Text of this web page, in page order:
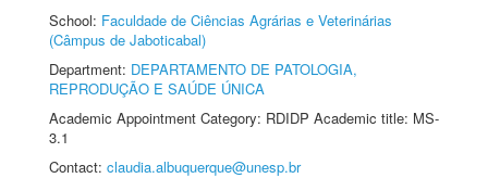
School: Faculdade de Ciências Agrárias e Veterinárias
(Câmpus de Jaboticabal)
Department: DEPARTAMENTO DE PATOLOGIA,
REPRODUÇÃO E SAÚDE ÚNICA
Academic Appointment Category: RDIDP Academic title: MS-
3.1
Contact: claudia.albuquerque@unesp.br